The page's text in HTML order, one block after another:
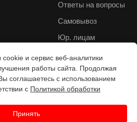
Ответы на вопросы
Самовывоз
Юр. лицам
и сервис веб-аналитики
работы сайта. Продолжая
соглашаетесь с использованием
с Политикой обработки
Принять